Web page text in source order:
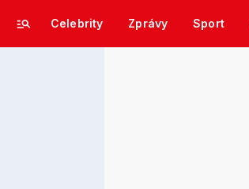
Celebrity Zprávy Sport